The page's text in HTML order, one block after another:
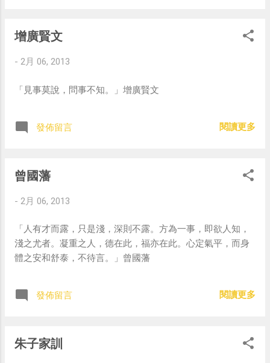
增廣賢文
- 2月 06, 2013
「見事莫說，問事不知。」增廣賢文
發佈留言 閱讀更多
曾國藩
- 2月 06, 2013
「人有才而露，只是淺，深則不露。方為一事，即欲人知，
淺之尤者。凝重之人，德在此，福亦在此。心定氣平，而身
體之安和舒泰，不待言。」曾國藩
發佈留言 閱讀更多
朱子家訓